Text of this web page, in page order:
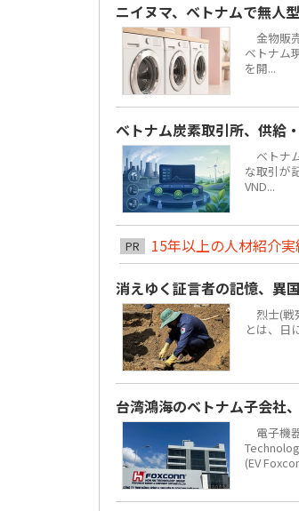
ニイヌマ、ベトナムで無人
金物販
ベトナム
を開...
ベトナム炭素取引所、供給
ベトナ
な取引が
VND...
PR
15年以上の人材紹介実
消えゆく証言者の記憶、異
烈士(戦
とは、日
台湾鴻海のベトナム子会社
電子機
(EV